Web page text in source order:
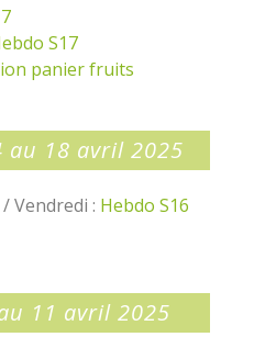
S17
panier fruits
au 18 avril 2025
Vendredi : Hebdo S16
11 avril 2025